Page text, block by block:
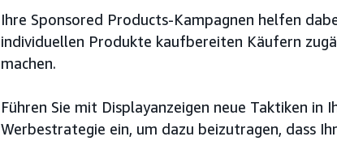
Ihre Sponsored Products-Kampagnen helfen
individuellen Produkte kaufbereiten Käufern
machen.
Führen Sie mit Displayanzeigen neue Taktiken in
Werbestrategie ein, um dazu beizutragen, dass